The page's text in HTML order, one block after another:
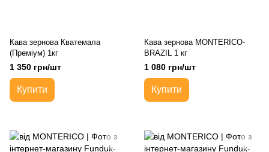
Кава зернова Кватемала
(Преміум) 1кг
1 350 грн/шт
Купити
Кава зернова MONTERICO-
BRAZIL 1 кг
1 080 грн/шт
Купити